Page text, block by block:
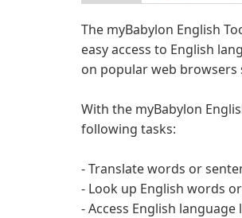
The myBabylon English
easy access to English
on popular web browsers
With the myBabylon
following tasks:
- Translate words or
- Look up English words
- Access English